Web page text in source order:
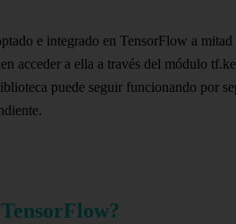
e integrado en TensorFlow a
acceder a ella a través del módulo
puede seguir funcionando por